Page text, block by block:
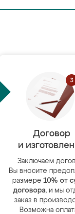
Договор
и
Заключаем
Вы вносите
размере 10% от
договора, и мы
заказ в
Возможна